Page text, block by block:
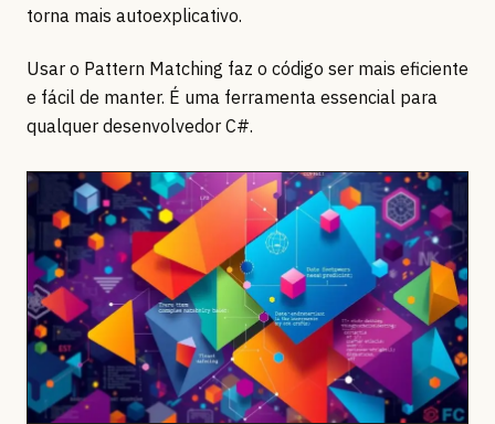
torna mais autoexplicativo.
Usar o Pattern Matching faz o código ser mais eficiente
e fácil de manter. É uma ferramenta essencial para
qualquer desenvolvedor C#.